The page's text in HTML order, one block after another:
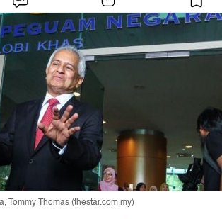
Tommy Thomas (thestar.com.my)